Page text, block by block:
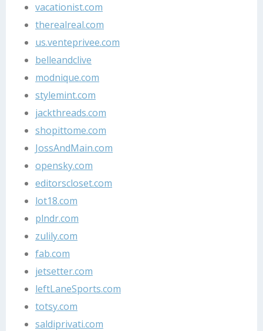
vacationist.com
therealreal.com
us.venteprivee.com
belleandclive
modnique.com
stylemint.com
jackthreads.com
shopittome.com
JossAndMain.com
opensky.com
editorscloset.com
lot18.com
plndr.com
zulily.com
fab.com
jetsetter.com
leftLaneSports.com
totsy.com
saldiprivati.com